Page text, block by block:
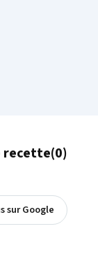
recette(0)
sur Google